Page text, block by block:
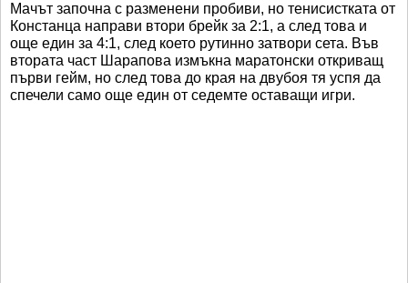
Мачът започна с разменени пробиви, но тенисистката от
Констанца направи втори брейк за 2:1, а след това и
още един за 4:1, след което рутинно затвори сета. Във
втората част Шарапова измъкна маратонски откриващ
първи гейм, но след това до края на двубоя тя успя да
спечели само още един от седемте оставащи игри.